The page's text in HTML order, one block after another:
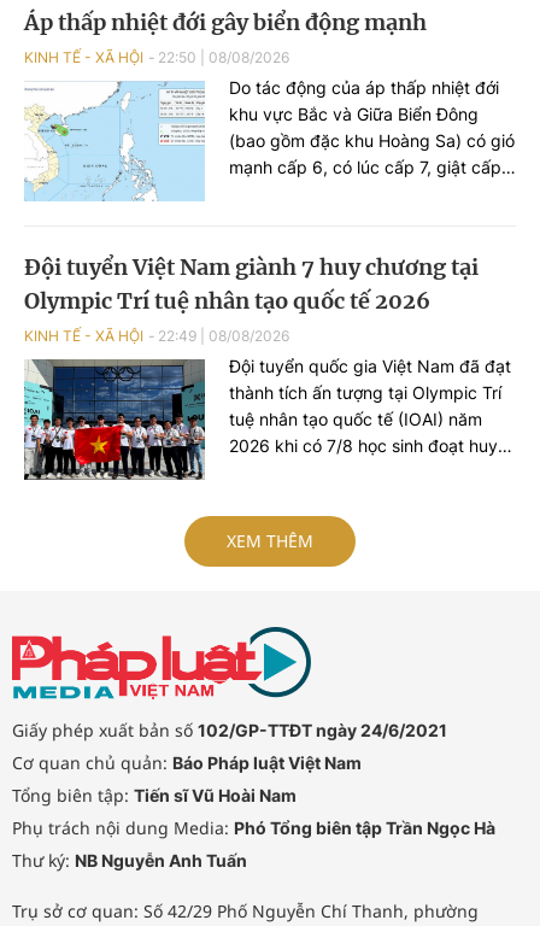
Áp thấp nhiệt đới gây biển động mạnh
KINH TẾ - XÃ HỘI 22:50 08/08/2026
Do tác động của áp thấp nhiệt đới
khu vực Bắc và Giữa Biển Đông
(bao gồm đặc khu Hoàng Sa) có gió
mạnh cấp 6, có lúc cấp 7, giật cấp
Đội tuyển Việt Nam giành 7 huy chương tại
Olympic Trí tuệ nhân tạo quốc tế 2026
KINH TẾ - XÃ HỘI 22:49 08/08/2026
Đội tuyển quốc gia Việt Nam đã đạt
thành tích ấn tượng tại Olympic Trí
tuệ nhân tạo quốc tế (IOAI) năm
2026 khi có 7/8 học sinh đoạt huy
XEM THÊM
Giấy phép xuất bản số 102/GP-TTĐT ngày 24/6/2021
Cơ quan chủ quản: Báo Pháp luật Việt Nam
Tổng biên tập: Tiến sĩ Vũ Hoài Nam
Phụ trách nội dung Media: Phó Tổng biên tập Trần Ngọc Hà
Thư ký: NB Nguyễn Anh Tuấn
Trụ sở cơ quan: Số 42/29 Phố Nguyễn Chí Thanh, phường